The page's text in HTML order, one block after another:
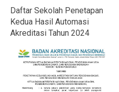
Daftar Sekolah Penetapan
Kedua Hasil Automasi
Akreditasi Tahun 2024